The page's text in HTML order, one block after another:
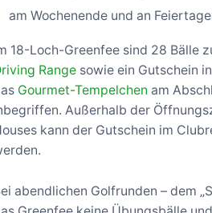
am Wochenende und an
18-Loch-Greenfee sind 28 Bälle
Range sowie ein Gutschein
Gourmet-Tempelchen am
Außerhalb der
kann der Gutschein im
abendlichen Golfrunden – dem